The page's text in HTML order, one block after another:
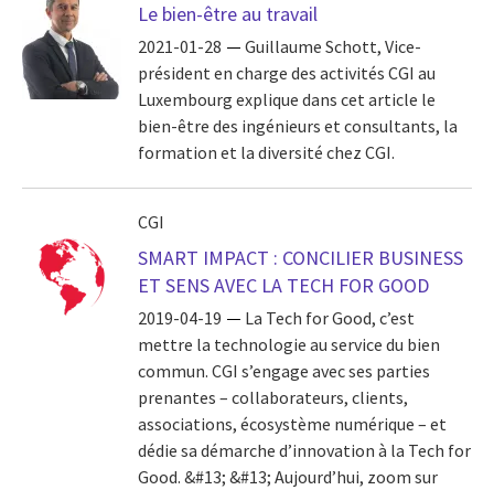
Le bien-être au travail
2021-01-28
Guillaume Schott, Vice-
président en charge des activités CGI au
Luxembourg explique dans cet article le
bien-être des ingénieurs et consultants, la
formation et la diversité chez CGI.
CGI
SMART IMPACT : CONCILIER BUSINESS
ET SENS AVEC LA TECH FOR GOOD
2019-04-19
La Tech for Good, c’est
mettre la technologie au service du bien
commun. CGI s’engage avec ses parties
prenantes – collaborateurs, clients,
associations, écosystème numérique – et
dédie sa démarche d’innovation à la Tech for
Good. &#13; &#13; Aujourd’hui, zoom sur